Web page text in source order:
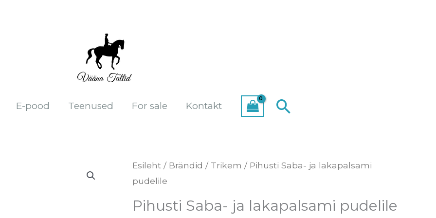
E-pood Teenused For sale Kontakt Search
Esileht / Brändid / Trikem / Pihusti Saba- ja lakapalsami
pudelile
Pihusti Saba- ja lakapalsami pudelile
Pihusti
Saba-
ja